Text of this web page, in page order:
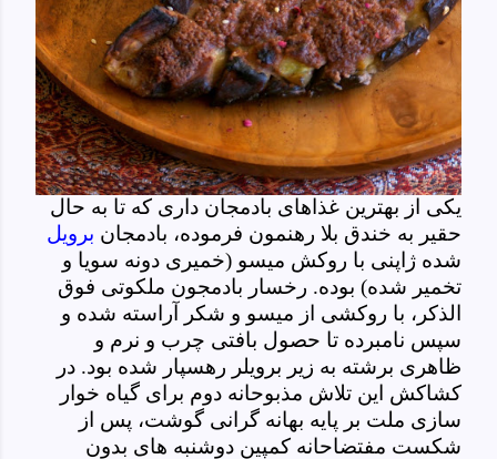
یکی از بهترین غذاهای بادمجان داری که تا به حال
حقیر به خندق بلا رهنمون فرموده، بادمجان برویل
شده ژاپنی با روکش میسو (خمیری دونه سویا و
تخمیر شده) بوده. رخسار بادمجون ملکوتی فوق
الذکر، با روکشی از میسو و شکر آراسته شده و
سپس نامبرده تا حصول بافتی چرب و نرم و
ظاهری برشته به زیر برویلر رهسپار شده بود. در
کشاکش این تلاش مذبوحانه دوم برای گیاه خوار
سازی ملت بر پایه بهانه گرانی گوشت، پس از
شکست مفتضاحانه کمپین دوشنبه های بدون